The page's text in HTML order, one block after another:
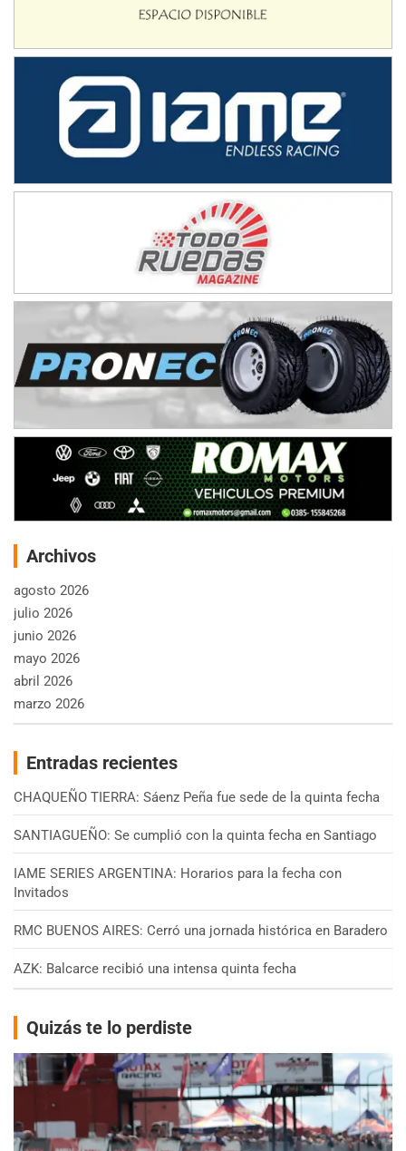
Archivos
agosto 2026
julio 2026
junio 2026
mayo 2026
abril 2026
marzo 2026
Entradas recientes
CHAQUEÑO TIERRA: Sáenz Peña fue sede de la quinta fecha
SANTIAGUEÑO: Se cumplió con la quinta fecha en Santiago
IAME SERIES ARGENTINA: Horarios para la fecha con
Invitados
RMC BUENOS AIRES: Cerró una jornada histórica en Baradero
AZK: Balcarce recibió una intensa quinta fecha
Quizás te lo perdiste